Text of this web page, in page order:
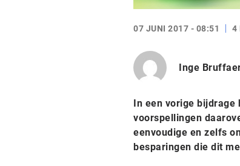
07 JUNI 2017 - 08:51 4
Inge
In een vorige bijdrage
voorspellingen
eenvoudige en zelfs
besparingen die dit